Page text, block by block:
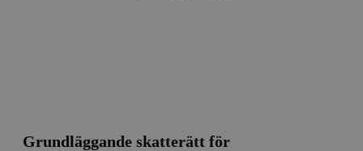
Grundläggande skatterätt för